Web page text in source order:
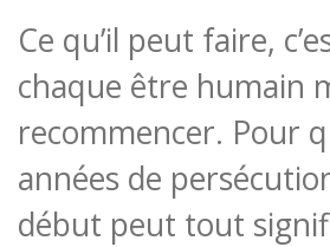
Ce qu’il peut faire,
chaque être humain
recommencer. Pour
années de
début peut tout